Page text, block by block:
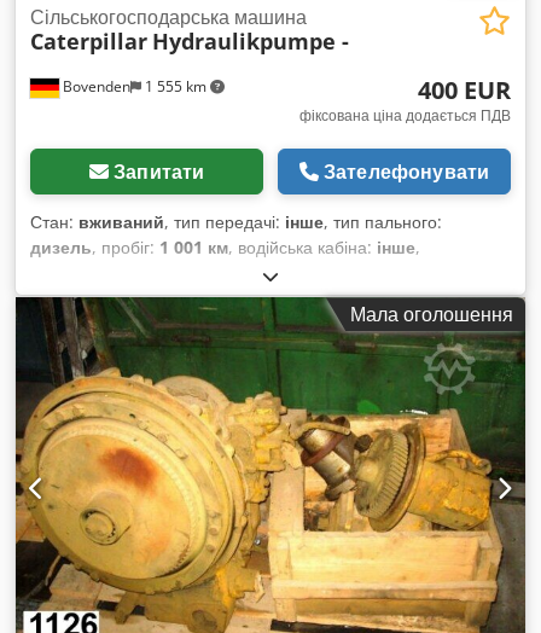
Bovenden 1 555 km
Сільськогосподарська машина
Caterpillar Hydraulikpumpe -
400 EUR
фіксована ціна додається ПДВ
Запитати Зателефонувати
Стан: вживаний, тип передачі: інше, тип пального:
дизель, пробіг: 1 001 км, водійська кабіна: інше,
Мала оголошення